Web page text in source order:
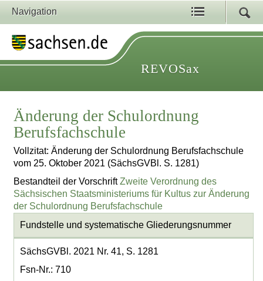
Navigation
REVOSax
Änderung der Schulordnung
Berufsfachschule
Vollzitat: Änderung der Schulordnung Berufsfachschule
vom 25. Oktober 2021 (SächsGVBl. S. 1281)
Bestandteil der VorschriftZweite Verordnung des
Sächsischen Staatsministeriums für Kultus zur Änderung
der Schulordnung Berufsfachschule
Fundstelle und systematische Gliederungsnummer
SächsGVBl. 2021 Nr. 41, S. 1281
Fsn-Nr.: 710